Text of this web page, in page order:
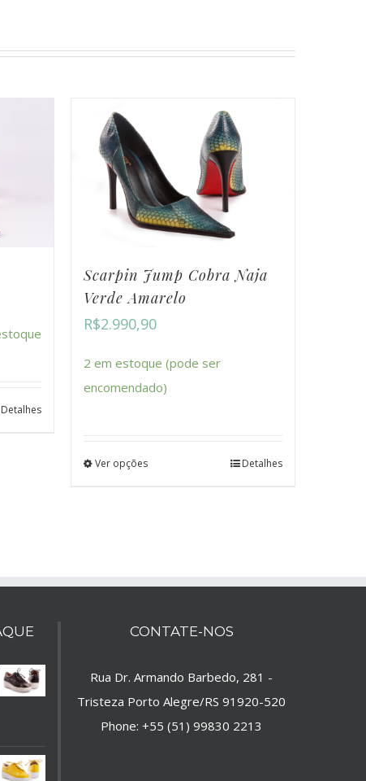
Detalhes
Scarpin Jump Cobra Naja
Verde Amarelo
R$2.990,90
2 em estoque (pode ser
encomendado)
Ver opções Detalhes
CONTATE-NOS
Rua Dr. Armando Barbedo, 281 -
Tristeza Porto Alegre/RS 91920-520
Phone:+55 (51) 99830 2213